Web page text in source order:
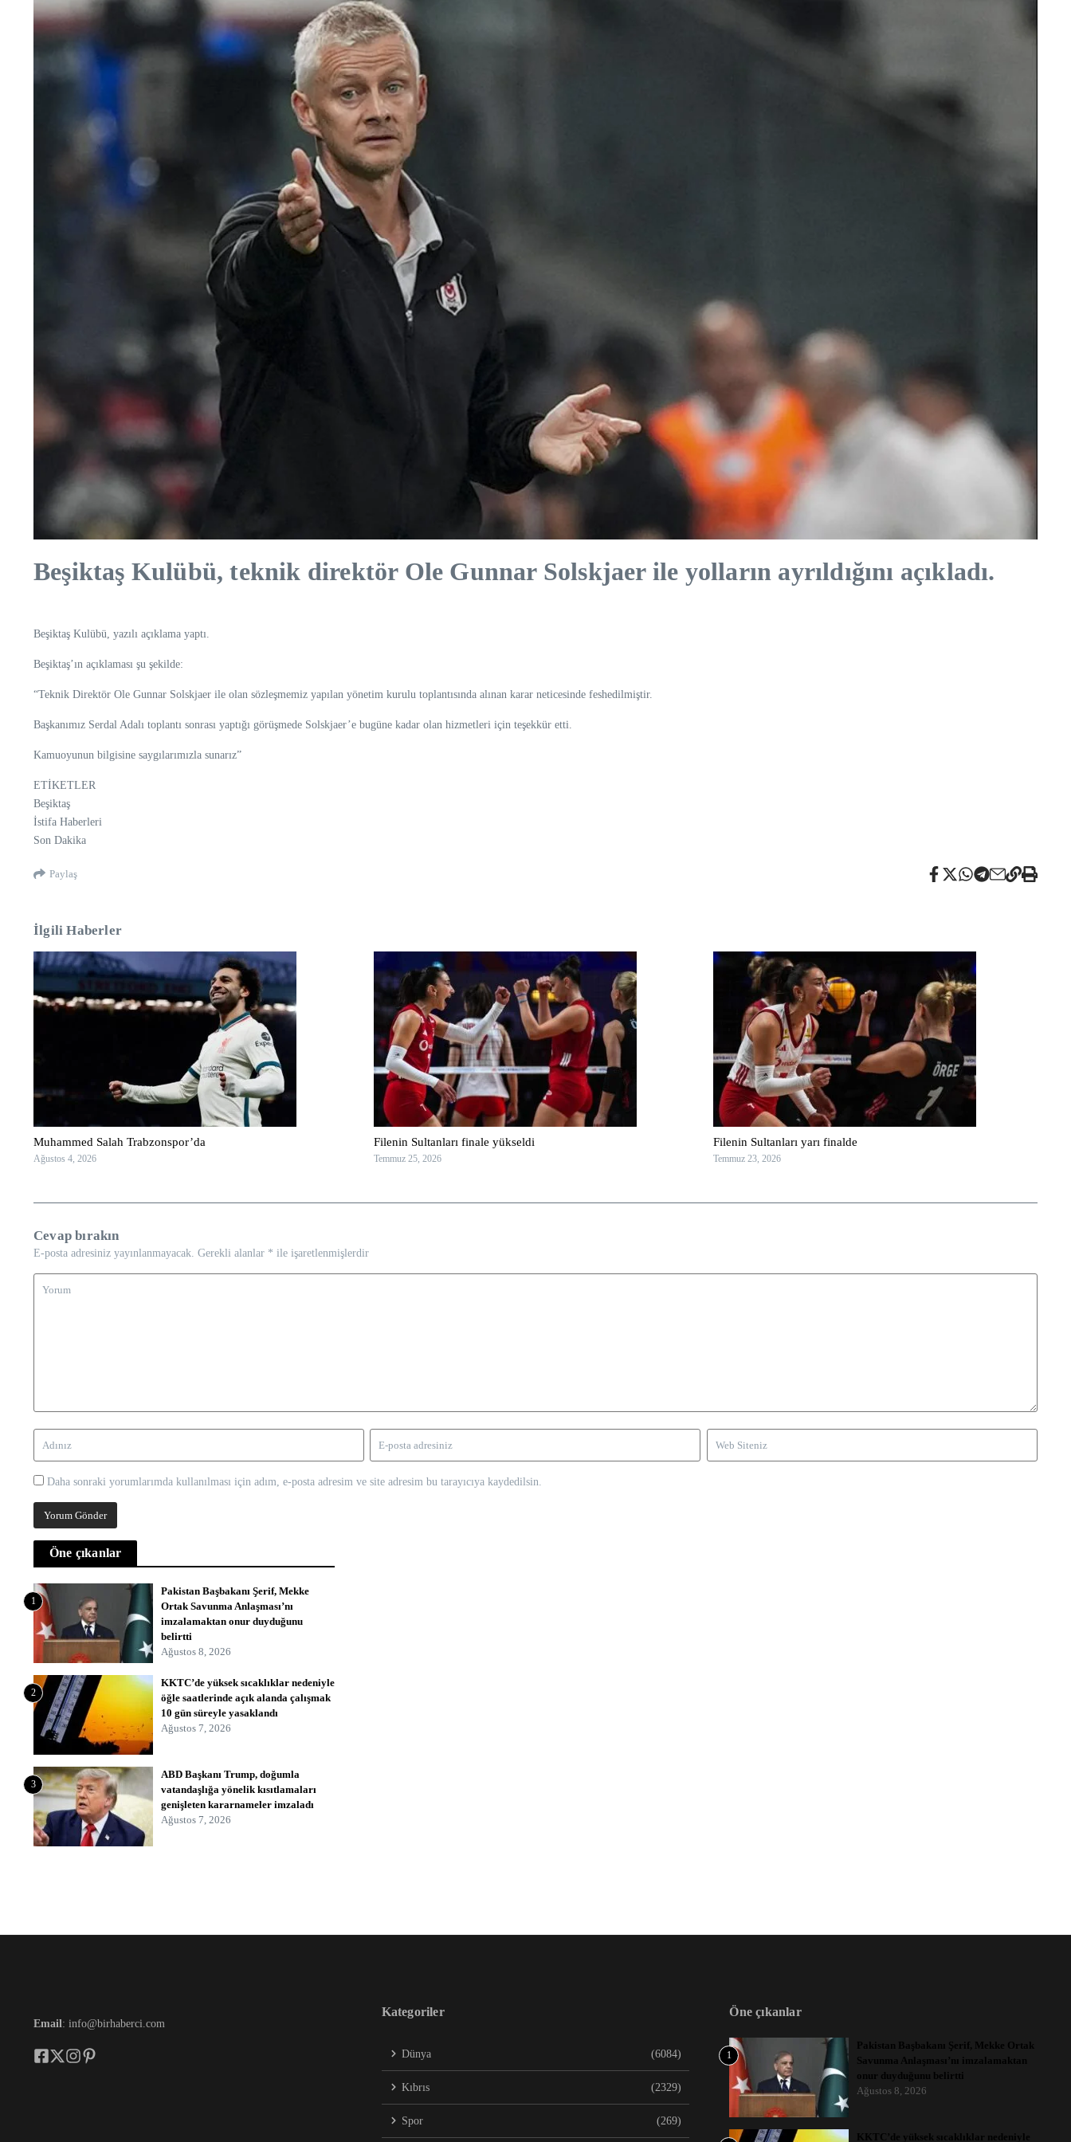
Beşiktaş Kulübü, teknik direktör Ole Gunnar Solskjaer ile yolların ayrıldığını açıkladı.
Beşiktaş Kulübü, yazılı açıklama yaptı.
Beşiktaş’ın açıklaması şu şekilde:
“Teknik Direktör Ole Gunnar Solskjaer ile olan sözleşmemiz yapılan yönetim kurulu toplantısında alınan karar neticesinde feshedilmiştir.
Başkanımız Serdal Adalı toplantı sonrası yaptığı görüşmede Solskjaer’e bugüne kadar olan hizmetleri için teşekkür etti.
Kamuoyunun bilgisine saygılarımızla sunarız”
ETİKETLER
Beşiktaş
İstifa Haberleri
Son Dakika
Paylaş
İlgili Haberler
Muhammed Salah Trabzonspor’da
Ağustos 4, 2026
Filenin Sultanları finale yükseldi
Temmuz 25, 2026
Filenin Sultanları yarı finalde
Temmuz 23, 2026
Cevap bırakın
E-posta adresiniz yayınlanmayacak. Gerekli alanlar * ile işaretlenmişlerdir
Daha sonraki yorumlarımda kullanılması için adım, e-posta adresim ve site adresim bu tarayıcıya kaydedilsin.
Öne çıkanlar
1
Pakistan Başbakanı Şerif, Mekke
Ortak Savunma Anlaşması’nı
imzalamaktan onur duyduğunu
belirtti
Ağustos 8, 2026
2
KKTC’de yüksek sıcaklıklar nedeniyle
öğle saatlerinde açık alanda çalışmak
10 gün süreyle yasaklandı
Ağustos 7, 2026
3
ABD Başkanı Trump, doğumla
vatandaşlığa yönelik kısıtlamaları
genişleten kararnameler imzaladı
Ağustos 7, 2026
Email : info@birhaberci.com
Kategoriler
Dünya (6084)
Kıbrıs (2329)
Spor (269)
Öne çıkanlar
1
Pakistan Başbakanı Şerif, Mekke Ortak
Savunma Anlaşması’nı imzalamaktan
onur duyduğunu belirtti
Ağustos 8, 2026
KKTC’de yüksek sıcaklıklar nedeniyle